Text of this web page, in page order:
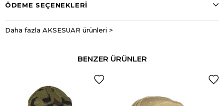
ÖDEME SEÇENEKLERI
Daha fazla AKSESUAR ürünleri >
BENZER ÜRÜNLER